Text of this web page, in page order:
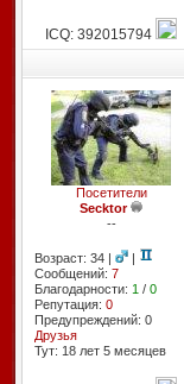
ICQ: 392015794
Посетители
Secktor
--
Возраст: 34 |
|
Сообщений: 7
Благодарности: 1 / 0
Репутация: 0
Предупреждений: 0
Друзья
Тут: 18 лет 5 месяцев